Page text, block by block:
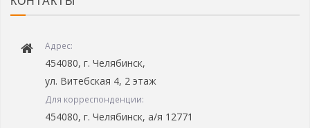
Адрес:
454080, г. Челябинск,
ул. Витебская 4, 2 этаж
Для корреспонденции:
454080, г. Челябинск, а/я 12771